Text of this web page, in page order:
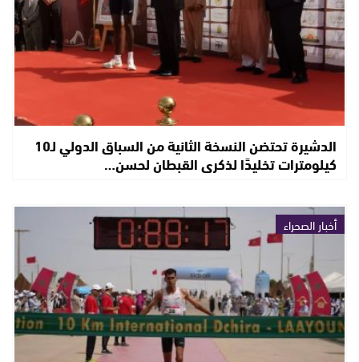
الدشيرة تحتضن النسخة الثانية من السباق الدولي لـ10
كيلومترات تخليدًا لذكرى القبطان لحسن…
أخبار الصحراء